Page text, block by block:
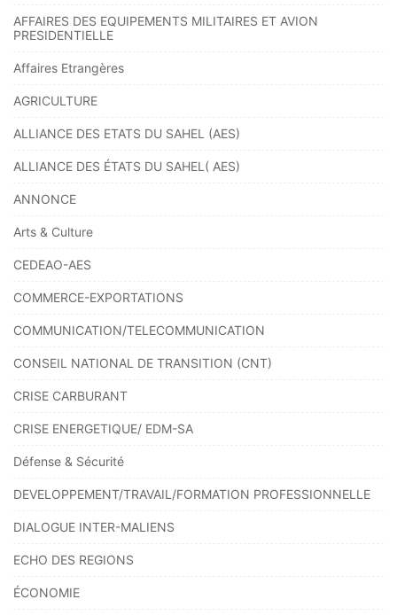
AFFAIRES DES EQUIPEMENTS MILITAIRES ET AVION
PRESIDENTIELLE
Affaires Etrangères
AGRICULTURE
ALLIANCE DES ETATS DU SAHEL (AES)
ALLIANCE DES ÉTATS DU SAHEL( AES)
ANNONCE
Arts & Culture
CEDEAO-AES
COMMERCE-EXPORTATIONS
COMMUNICATION/TELECOMMUNICATION
CONSEIL NATIONAL DE TRANSITION (CNT)
CRISE CARBURANT
CRISE ENERGETIQUE/ EDM-SA
Défense & Sécurité
DEVELOPPEMENT/TRAVAIL/FORMATION PROFESSIONNELLE
DIALOGUE INTER-MALIENS
ECHO DES REGIONS
ÉCONOMIE